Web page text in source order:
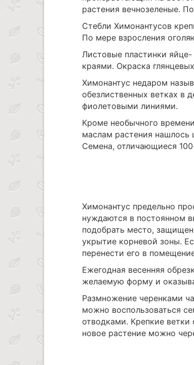
растения вечнозеленые.
Стебли Химонантусов
По мере взросления
Листовые пластинки
краями. Окраска
Химонантус недаром
обезлиственных ветках в
фиолетовыми линиями.
Кроме необычного
маслам растения
Семена, отличающиеся
Химонантус предельно
нуждаются в постоянном
подобрать место,
укрытие корневой зоны.
перенести его в
Ежегодная весенняя
желаемую форму и
Размножение черенками
можно воспользоваться
отводками. Крепкие
новое растение можно